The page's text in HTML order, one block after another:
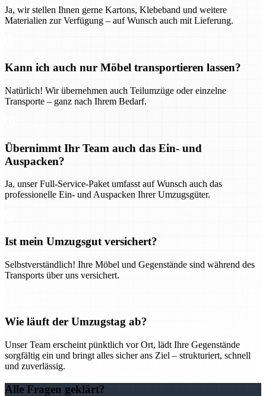
Ja, wir stellen Ihnen gerne Kartons, Klebeband und weitere
Materialien zur Verfügung – auf Wunsch auch mit Lieferung.
Kann ich auch nur Möbel transportieren lassen?
Natürlich! Wir übernehmen auch Teilumzüge oder einzelne
Transporte – ganz nach Ihrem Bedarf.
Übernimmt Ihr Team auch das Ein- und
Auspacken?
Ja, unser Full-Service-Paket umfasst auf Wunsch auch das
professionelle Ein- und Auspacken Ihrer Umzugsgüter.
Ist mein Umzugsgut versichert?
Selbstverständlich! Ihre Möbel und Gegenstände sind während des
Transports über uns versichert.
Wie läuft der Umzugstag ab?
Unser Team erscheint pünktlich vor Ort, lädt Ihre Gegenstände
sorgfältig ein und bringt alles sicher ans Ziel – strukturiert, schnell
und zuverlässig.
Alle Fragen geklärt?